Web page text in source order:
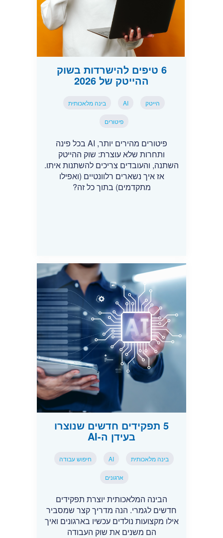
6 טיפים להישרדות בשוק
ההייטק של 2026
הייטק AI בינה מלאכותית
פיטורים
פיטורים מהירים יותר, AI בכל פינה
ותחרות שלא עוצרת: שוק ההייטק
השתנה, והעובדים צריכים להשתנות איתו.
אז איך נשארים רלוונטיים (ואפילו
מתקדמים) בתוך כל זה?
5 תפקידים חדשים שנוצרו
בעידן ה-AI
בינה מלאכותית AI חיפוש עבודה
ארגונים
הבינה המלאכותית יוצרת תפקידים
חדשים לגמרי. הנה מדריך קצר שמסביר
אילו מקצועות נולדים עכשיו בארגונים ואיך
הם משנים את שוק העבודה